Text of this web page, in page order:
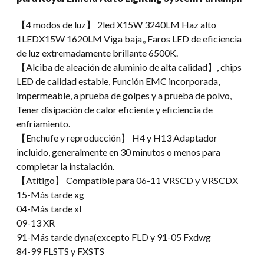
【4 modos de luz】 2led X15W 3240LM Haz alto
1LEDX15W 1620LM Viga baja,, Faros LED de eficiencia
de luz extremadamente brillante 6500K.
【Alciba de aleación de aluminio de alta calidad】, chips
LED de calidad estable, Función EMC incorporada,
impermeable, a prueba de golpes y a prueba de polvo,
Tener disipación de calor eficiente y eficiencia de
enfriamiento.
【Enchufe y reproducción】 H4 y H13 Adaptador
incluido, generalmente en 30 minutos o menos para
completar la instalación.
【Atitigo】 Compatible para 06-11 VRSCD y VRSCDX
15-Más tarde xg
04-Más tarde xl
09-13 XR
91-Más tarde dyna(excepto FLD y 91-05 Fxdwg
84-99 FLSTS y FXSTS